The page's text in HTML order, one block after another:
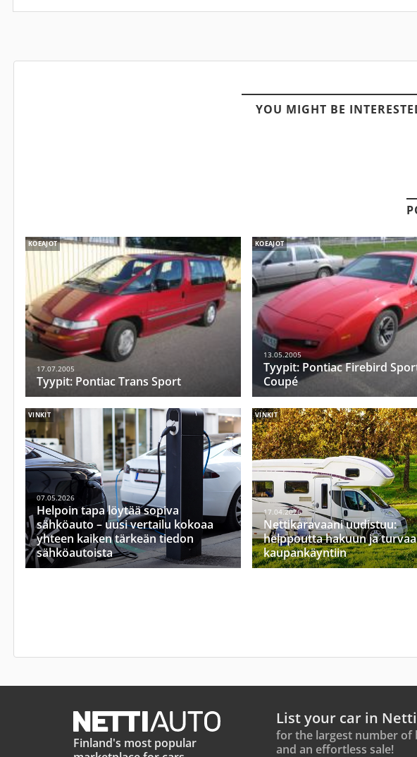
YOU MIGHT BE
KOEAJOT
17.07.2005
Tyypit: Pontiac Trans Sport
KOEAJOT
13.05.2005
Tyypit: Pontiac Firebird
Coupé
VINKIT
07.05.2026
Helpoin tapa löytää sopiva
sähköauto – uusi vertailu kokoaa
yhteen kaiken tärkeän tiedon
sähköautoista
VINKIT
17.04.2026
Nettikaravaani uudistuu:
helppoutta hakuun ja turvaa
kaupankäyntiin
Finland's most popular
List your car in
for the largest number of
and an effortless sale!